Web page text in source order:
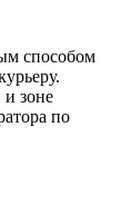
способом
зоне
по